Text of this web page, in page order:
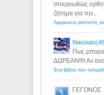
στοιχειωδώς
ζήτημα για την...
Πως
ΔΩΡΕΑΝ!!!! Αν
ΓΕΓΟΝΟΣ